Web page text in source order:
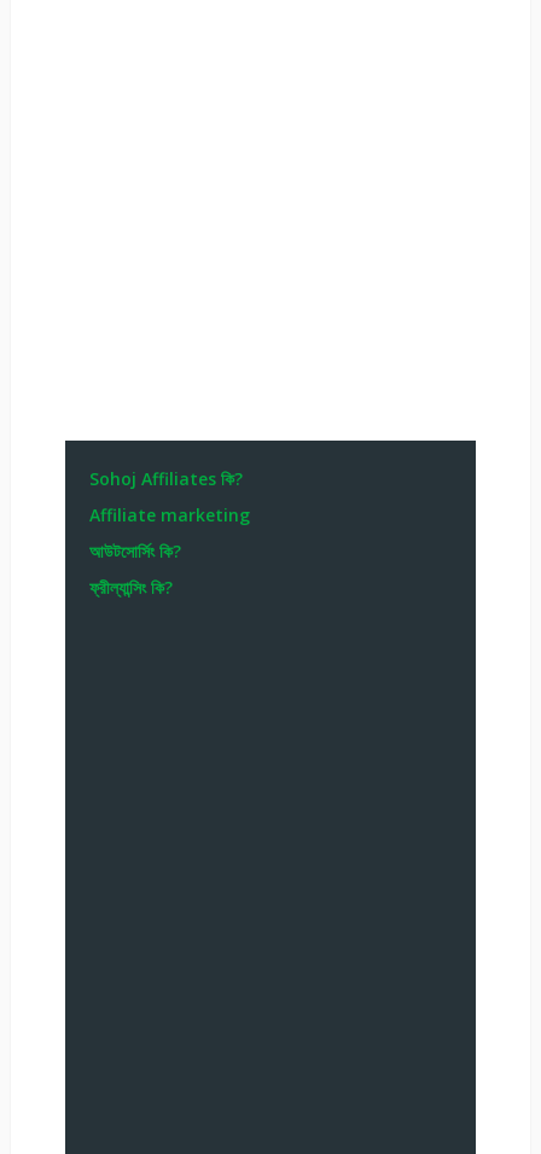
Sohoj Affiliates কি?
Affiliate marketing
আউটসোর্সিং কি?
ফ্রীল্যান্সিং কি?